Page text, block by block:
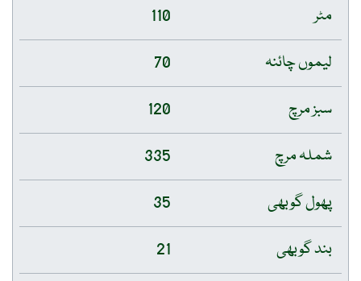
مٹر
110
لیموں چائنہ
70
سبز مرچ
120
شملہ مرچ
335
پھول گوبھی
35
بند گوبھی
21